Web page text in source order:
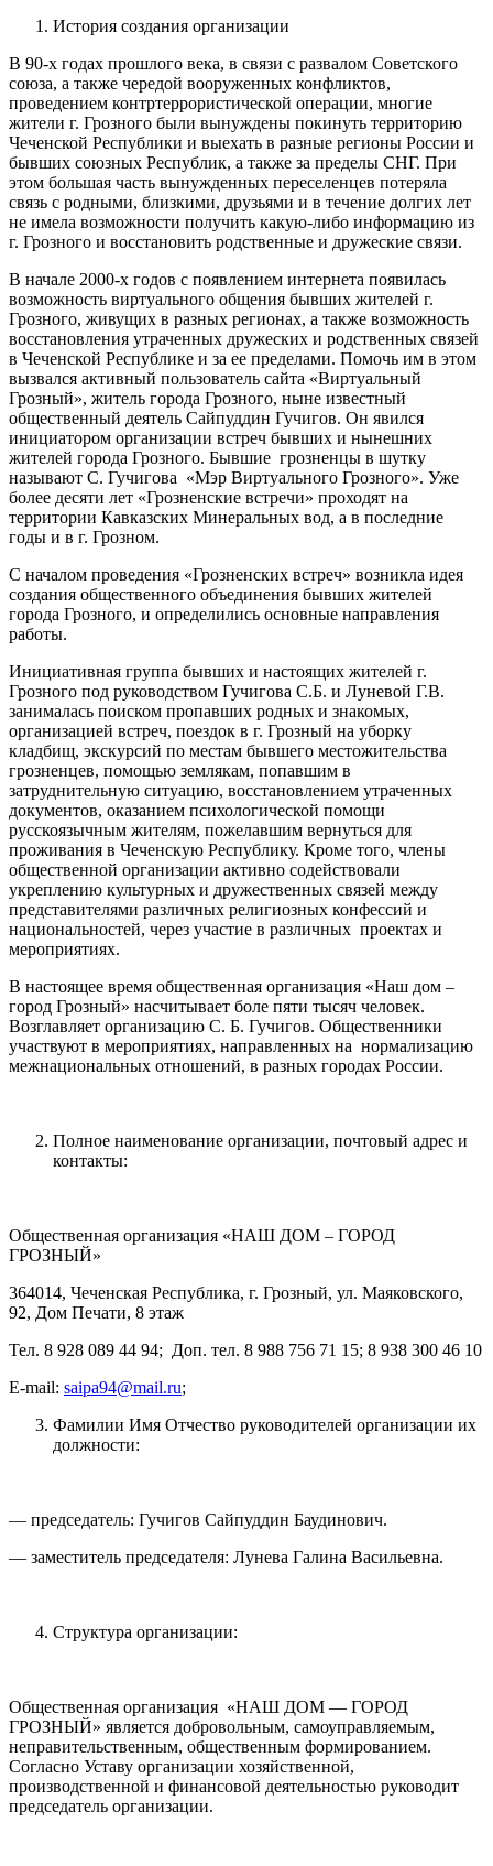
История создания организации
В 90-х годах прошлого века, в связи с развалом Советского
союза, а также чередой вооруженных конфликтов,
проведением контртеррористической операции, многие
жители г. Грозного были вынуждены покинуть территорию
Чеченской Республики и выехать в разные регионы России и
бывших союзных Республик, а также за пределы СНГ. При
этом большая часть вынужденных переселенцев потеряла
связь с родными, близкими, друзьями и в течение долгих лет
не имела возможности получить какую-либо информацию из
г. Грозного и восстановить родственные и дружеские связи.
В начале 2000-х годов с появлением интернета появилась
возможность виртуального общения бывших жителей г.
Грозного, живущих в разных регионах, а также возможность
восстановления утраченных дружеских и родственных связей
в Чеченской Республике и за ее пределами. Помочь им в этом
вызвался активный пользователь сайта «Виртуальный
Грозный», житель города Грозного, ныне известный
общественный деятель Сайпуддин Гучигов. Он явился
инициатором организации встреч бывших и нынешних
жителей города Грозного. Бывшие грозненцы в шутку
называют С. Гучигова «Мэр Виртуального Грозного». Уже
более десяти лет «Грозненские встречи» проходят на
территории Кавказских Минеральных вод, а в последние
годы и в г. Грозном.
С началом проведения «Грозненских встреч» возникла идея
создания общественного объединения бывших жителей
города Грозного, и определились основные направления
работы.
Инициативная группа бывших и настоящих жителей г.
Грозного под руководством Гучигова С.Б. и Луневой Г.В.
занималась поиском пропавших родных и знакомых,
организацией встреч, поездок в г. Грозный на уборку
кладбищ, экскурсий по местам бывшего местожительства
грозненцев, помощью землякам, попавшим в
затруднительную ситуацию, восстановлением утраченных
документов, оказанием психологической помощи
русскоязычным жителям, пожелавшим вернуться для
проживания в Чеченскую Республику. Кроме того, члены
общественной организации активно содействовали
укреплению культурных и дружественных связей между
представителями различных религиозных конфессий и
национальностей, через участие в различных проектах и
мероприятиях.
В настоящее время общественная организация «Наш дом –
город Грозный» насчитывает боле пяти тысяч человек.
Возглавляет организацию С. Б. Гучигов. Общественники
участвуют в мероприятиях, направленных на нормализацию
межнациональных отношений, в разных городах России.
Полное наименование организации, почтовый адрес и
контакты:
Общественная организация «НАШ ДОМ – ГОРОД
ГРОЗНЫЙ»
364014, Чеченская Республика, г. Грозный, ул. Маяковского,
92, Дом Печати, 8 этаж
Тел. 8 928 089 44 94; Доп. тел. 8 988 756 71 15; 8 938 300 46 10
E-mail: saipa94@mail.ru;
Фамилии Имя Отчество руководителей организации их
должности:
— председатель: Гучигов Сайпуддин Баудинович.
— заместитель председателя: Лунева Галина Васильевна.
Структура организации:
Общественная организация «НАШ ДОМ — ГОРОД
ГРОЗНЫЙ» является добровольным, самоуправляемым,
неправительственным, общественным формированием.
Согласно Уставу организации хозяйственной,
производственной и финансовой деятельностью руководит
председатель организации.